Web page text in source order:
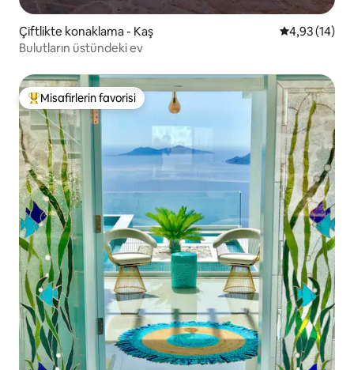
Çiftlikte konaklama - Kaş 5 üzerinden
4,93 (14)
Bulutların üstündeki ev
Misafirlerin favorilerinden en beğenilenler arasında
Misafirlerin favorisi